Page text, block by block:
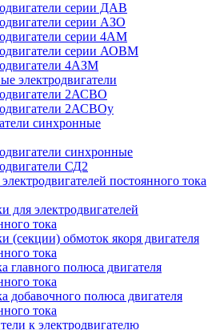
серии ДАВ
серии АЗО
серии 4АМ
серии АОВМ
4АЗМ
электродвигатели
2АСВО
2АСВОу
синхронные
синхронные
СД2
постоянного тока
для электродвигателей
тока
(секции) обмоток якоря двигателя
тока
главного полюса двигателя
тока
добавочного полюса двигателя
тока
к электродвигателю